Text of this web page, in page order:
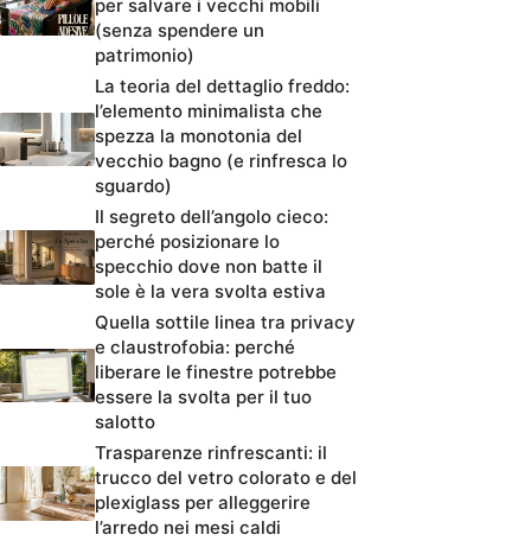
per salvare i vecchi mobili
(senza spendere un
patrimonio)
La teoria del dettaglio freddo:
l’elemento minimalista che
spezza la monotonia del
vecchio bagno (e rinfresca lo
sguardo)
Il segreto dell’angolo cieco:
perché posizionare lo
specchio dove non batte il
sole è la vera svolta estiva
Quella sottile linea tra privacy
e claustrofobia: perché
liberare le finestre potrebbe
essere la svolta per il tuo
salotto
Trasparenze rinfrescanti: il
trucco del vetro colorato e del
plexiglass per alleggerire
l’arredo nei mesi caldi